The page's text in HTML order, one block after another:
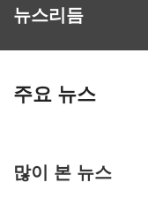
뉴스리듬
주요 뉴스
많이 본 뉴스